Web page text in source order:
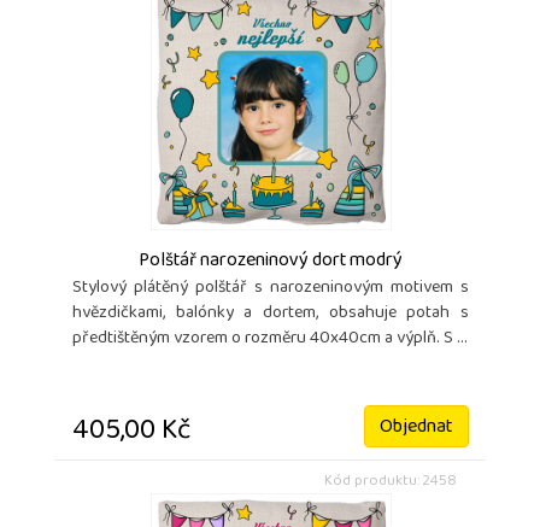
Polštář narozeninový dort modrý
Stylový plátěný polštář s narozeninovým motivem s
hvězdičkami, balónky a dortem, obsahuje potah s
předtištěným vzorem o rozměru 40x40cm a výplň. S ...
405,00 Kč Objednat
Kód produktu: 2458